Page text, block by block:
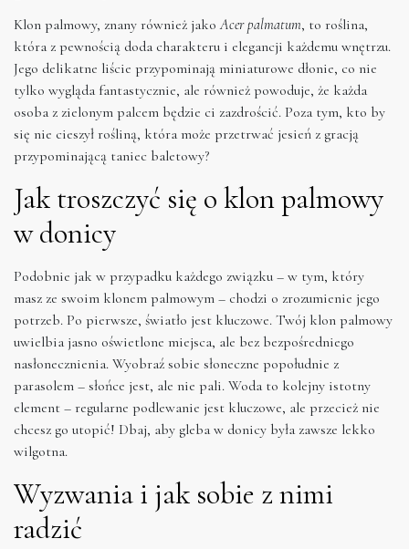
Klon palmowy, znany również jakoAcer palmatum, to roślina,
która z pewnością doda charakteru i elegancji każdemu wnętrzu.
Jego delikatne liście przypominają miniaturowe dłonie, co nie
tylko wygląda fantastycznie, ale również powoduje, że każda
osoba z zielonym palcem będzie ci zazdrościć. Poza tym, kto by
się nie cieszył rośliną, która może przetrwać jesień z gracją
przypominającą taniec baletowy?
Jak troszczyć się o klon palmowy
w donicy
Podobnie jak w przypadku każdego związku – w tym, który
masz ze swoim klonem palmowym – chodzi o zrozumienie jego
potrzeb. Po pierwsze, światło jest kluczowe. Twój klon palmowy
uwielbia jasno oświetlone miejsca, ale bez bezpośredniego
nasłonecznienia. Wyobraź sobie słoneczne popołudnie z
parasolem – słońce jest, ale nie pali. Woda to kolejny istotny
element – regularne podlewanie jest kluczowe, ale przecież nie
chcesz go utopić! Dbaj, aby gleba w donicy była zawsze lekko
wilgotna.
Wyzwania i jak sobie z nimi
radzić